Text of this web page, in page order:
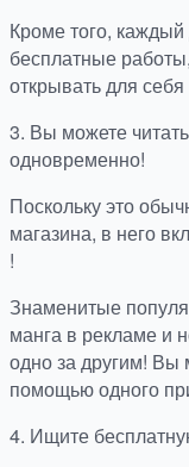
Кроме того,
бесплатные
открывать для
3. Вы можете
одновременно!
Поскольку это
магазина, в него
!
Знаменитые
манга в рекламе и
одно за другим! Вы
помощью одного
4. Ищите